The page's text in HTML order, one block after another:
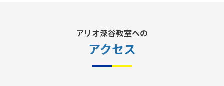
アリオ深谷教室への
アクセス